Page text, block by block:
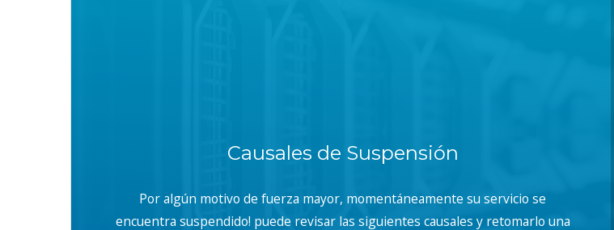
Causales de Suspensión
Por algún motivo de fuerza mayor, momentáneamente su servicio se
encuentra suspendido! puede revisar las siguientes causales y retomarlo una